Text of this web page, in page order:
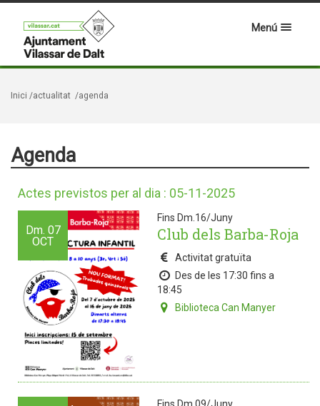
Menú
Inici /actualitat /agenda
Agenda
Actes previstos per al dia : 05-11-2025
Dm. 07
OCT
Fins Dm.16/Juny
Club dels Barba-Roja
Activitat gratuïta
Des de les 17:30 fins a
18:45
Biblioteca Can Manyer